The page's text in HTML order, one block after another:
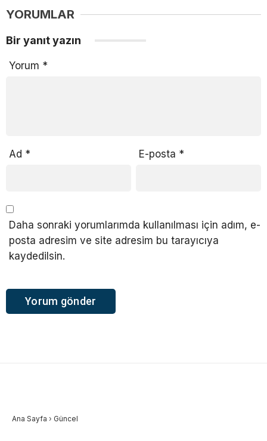
YORUMLAR
Bir yanıt yazın
Yorum *
Ad * E-posta *
Daha sonraki yorumlarımda kullanılması için adım, e-
posta adresim ve site adresim bu tarayıcıya
kaydedilsin.
Ana Sayfa › Güncel